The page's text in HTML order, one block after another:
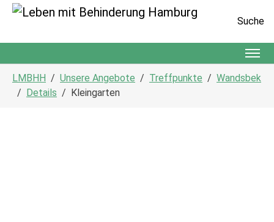
Suche
LMBHH Unsere Angebote Treffpunkte
Wandsbek
Details
Kleingarten